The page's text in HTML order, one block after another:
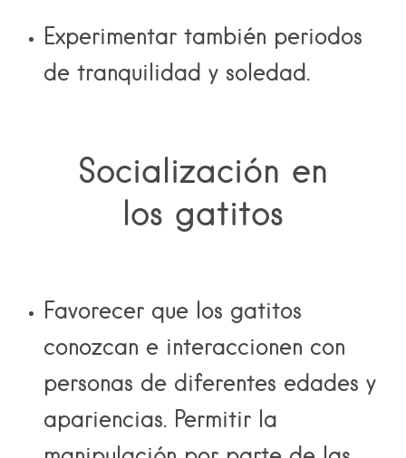
Experimentar también periodos
de tranquilidad y soledad.
Socialización en
los gatitos
Favorecer que los gatitos
conozcan e interaccionen con
personas de diferentes edades y
apariencias. Permitir la